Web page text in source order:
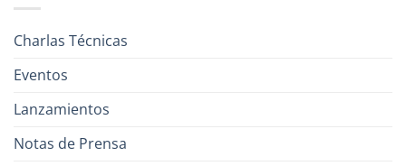
Charlas Técnicas
Eventos
Lanzamientos
Notas de Prensa